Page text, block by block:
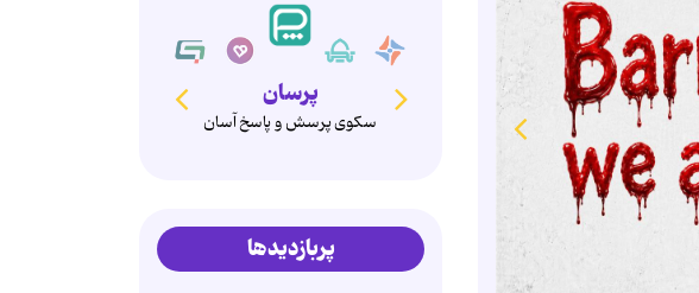
پرسان
سکوی پرسش و پاسخ آسان
پربازدیدها